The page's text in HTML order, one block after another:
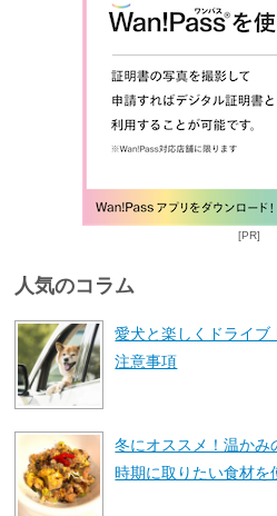
[PR]
人気のコラム
愛犬と楽しくドライブ
注意事項
冬にオススメ！温かみ
時期に取りたい食材を